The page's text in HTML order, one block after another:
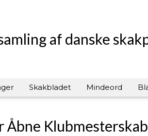
af danske
Skakbladet Mindeord
Åbne